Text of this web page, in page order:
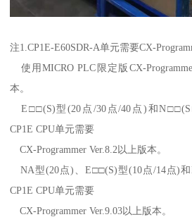
注1.CP1E-E60SDR-A单元需要CX-
使用MICRO PLC限定版CX-
本。
E□□(S)型(20点/30点/40点)和
CP1E CPU单元需要
CX-Programmer Ver.8.2以上版本。
NA型(20点)、E□□(S)型(10点/14点)
CP1E CPU单元需要
CX-Programmer Ver.9.03以上版本。